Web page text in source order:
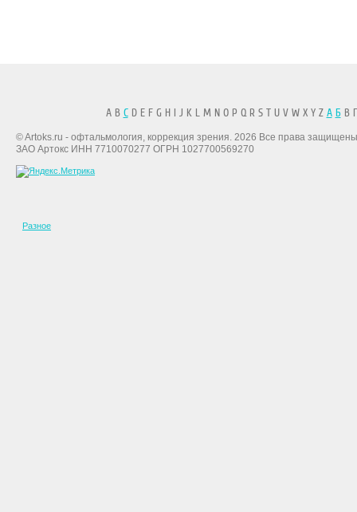
A B CD E F G H I J K L M N O P Q R S T U V W X Y Z А БВ
© Artoks.ru - офтальмология, коррекция зрения. 2026 Все права
ЗАО Артокс ИНН 7710070277 ОГРН 1027700569270
Разное